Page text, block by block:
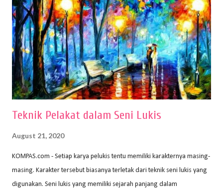
membutuhkan kertas yang baik agar proses pembuatan gambar lebih
nyaman dan maksimal. Bahan kertas yang baik salah satu syaratnya
adalah tidak mudah sobek, mengingat menggambar merupakan
proses menggores dan menghapus. Kertas adalah bahan yang paling
ideal digunakan untuk menggambar. Dalam menggambar
menggunakan pen...
Teknik Pelakat dalam Seni Lukis
August 21, 2020
KOMPAS.com - Setiap karya pelukis tentu memiliki karakternya masing-
masing. Karakter tersebut biasanya terletak dari teknik seni lukis yang
digunakan. Seni lukis yang memiliki sejarah panjang dalam